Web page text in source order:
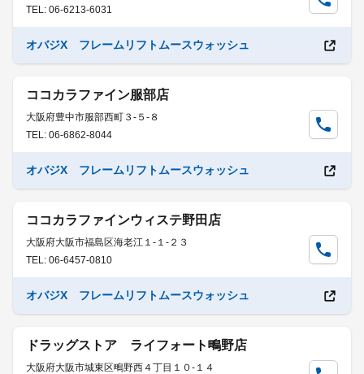
TEL: 06-6213-6031
オバジX フレームリフトムースウォッシュ
ココカラファイン服部店
大阪府豊中市服部西町３-５-８
TEL: 06-6862-8044
オバジX フレームリフトムースウォッシュ
ココカラファインウィステ野田店
大阪府大阪市福島区海老江１-１-２３
TEL: 06-6457-0810
オバジX フレームリフトムースウォッシュ
ドラッグストア ライフォート鴫野店
大阪府大阪市城東区鴫野西４丁目１０-１４